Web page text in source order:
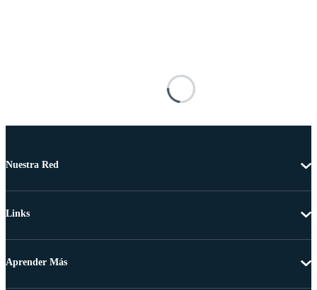
Nuestra Red
Links
Aprender Más